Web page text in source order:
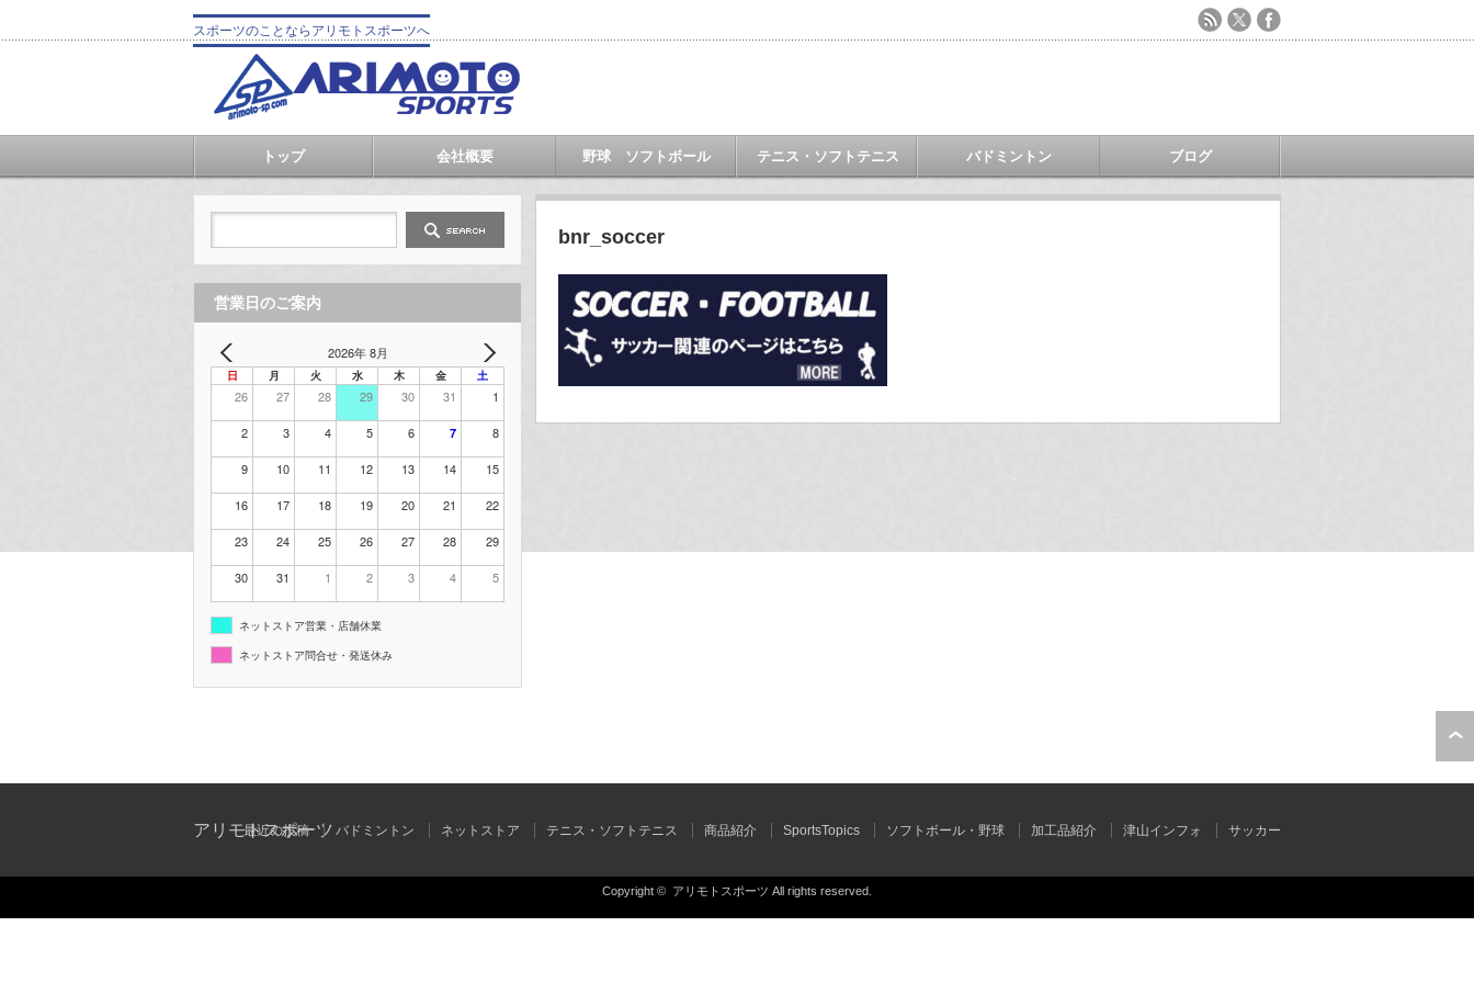
スポーツのことならアリモトスポーツへ
トップ 会社概要 野球 ソフトボール テニス・ソフトテニス バドミントン ブログ
bnr_soccer
営業日のご案内
2026年 8月
日 月 火 水 木 金 土
26 27 28 29 30 31 1
2 3 4 5 6 7 8
9 10 11 12 13 14 15
16 17 18 19 20 21 22
23 24 25 26 27 28 29
30 31 1 2 3 4 5
ネットストア営業・店舗休業
ネットストア問合せ・発送休み
アリモトスポーツ
最近の投稿 バドミントン ネットストア テニス・ソフトテニス 商品紹介 SportsTopics ソフトボール・野球 加工品紹介 津山インフォ サッカー
Copyright © アリモトスポーツ All rights reserved.